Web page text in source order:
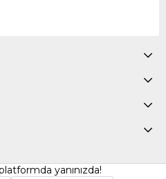
yanınızda!